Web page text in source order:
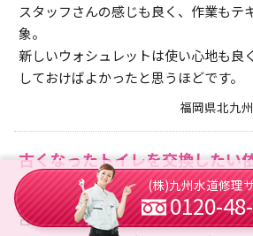
スタッフさんの感じも良く、作業もテ
象。
新しいウォシュレットは使い心地も良
しておけばよかったと思うほどです。
福岡県北九
古くなったトイレを交換したい
ームリフォーム作業 長崎県諫
古くなったトイレをそろそろ替えよう
(株)九州水道修理
0120-